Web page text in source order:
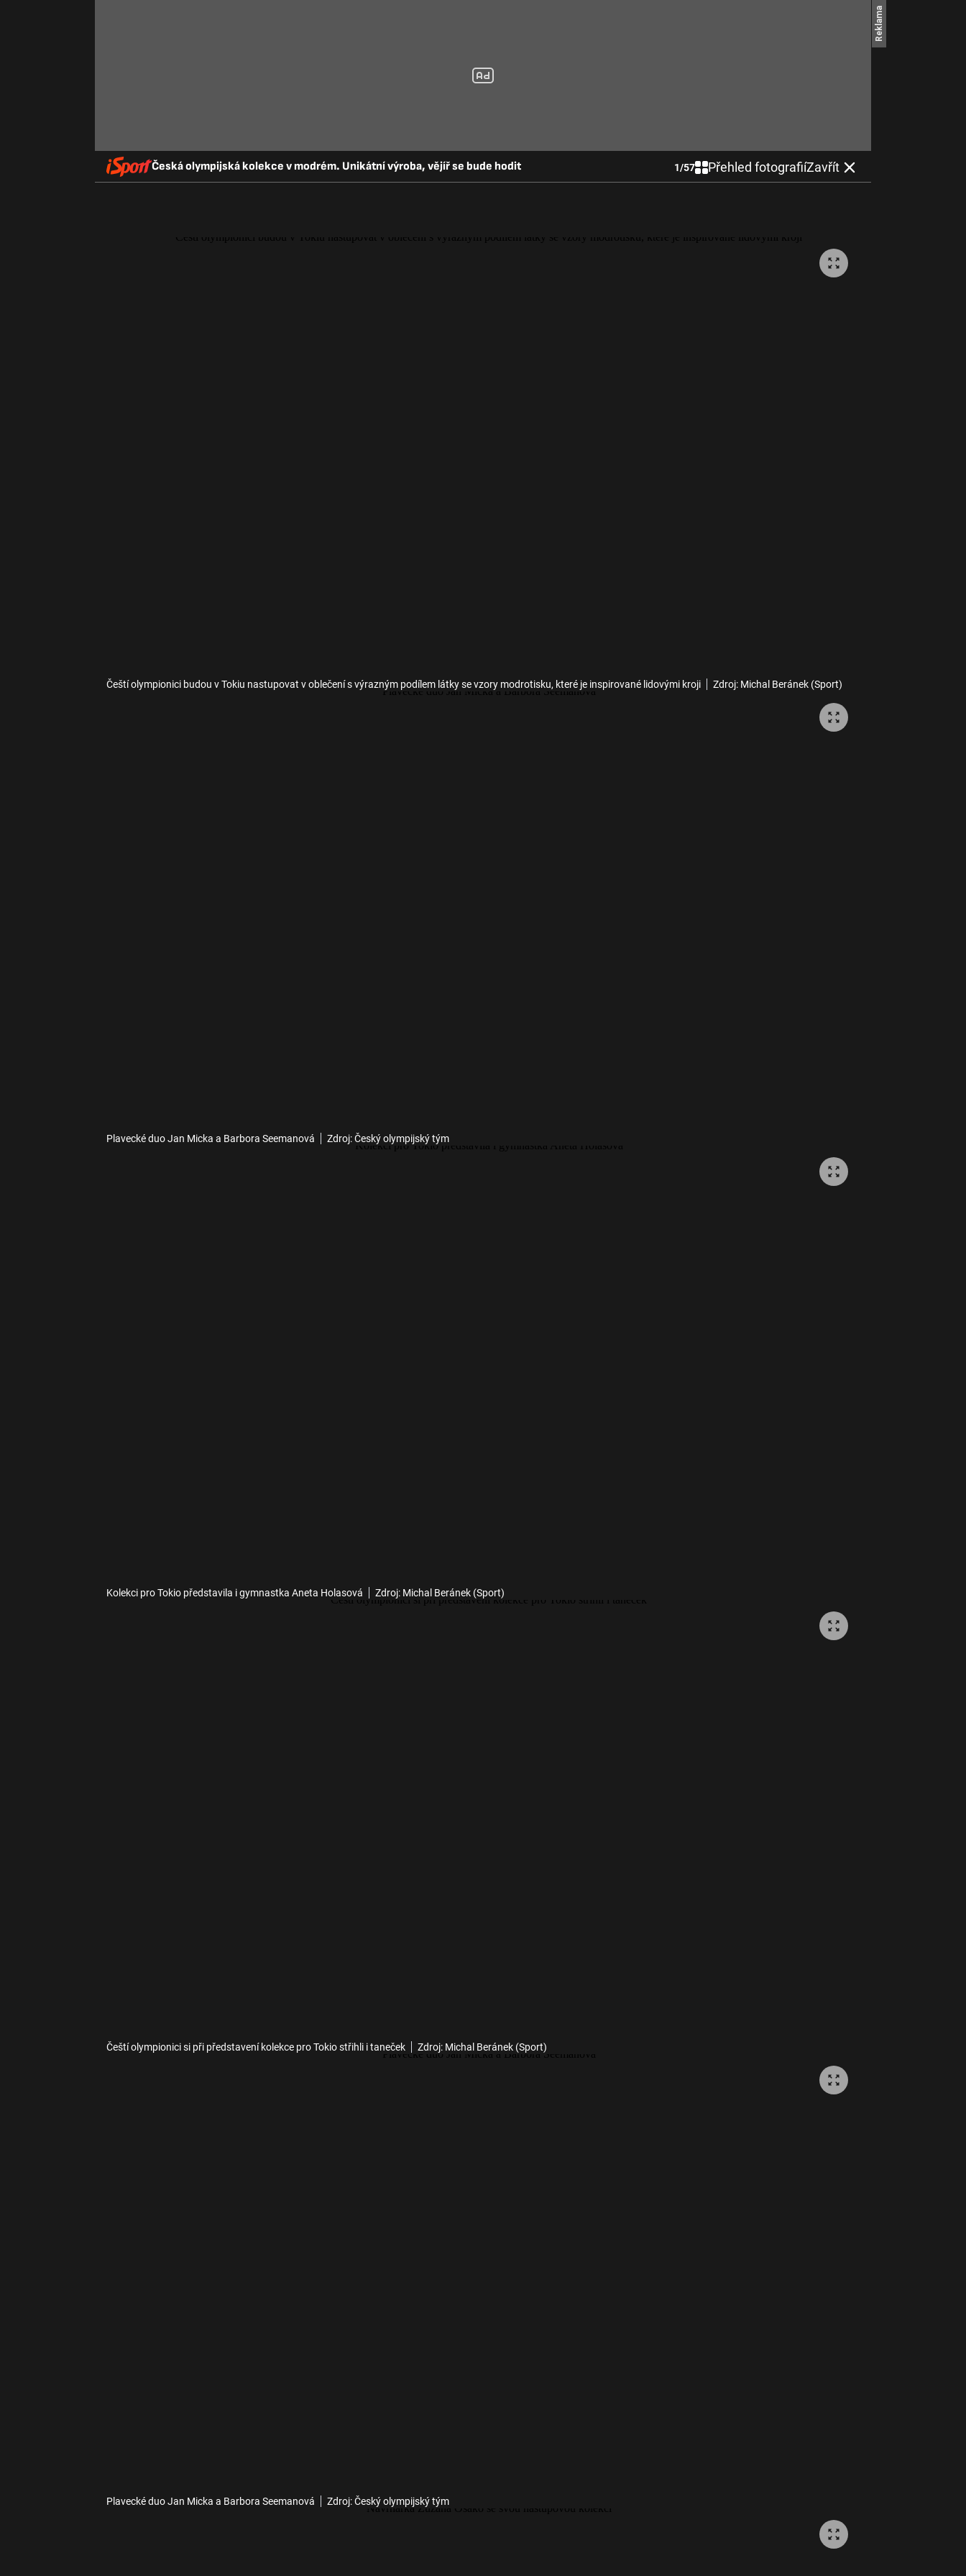
Česká olympijská kolekce v modrém. Unikátní výroba, vějíř se bude hodit 1/57 Přehled fotografiíZavřít
Čeští olympionici budou v Tokiu nastupovat v oblečení s výrazným podílem látky se vzory modrotisku, které je inspirované lidovými kroji Zdroj: Michal Beránek (Sport)
Plavecké duo Jan Micka a Barbora Seemanová Zdroj: Český olympijský tým
Kolekci pro Tokio představila i gymnastka Aneta Holasová Zdroj: Michal Beránek (Sport)
Čeští olympionici si při představení kolekce pro Tokio střihli i taneček Zdroj: Michal Beránek (Sport)
Plavecké duo Jan Micka a Barbora Seemanová Zdroj: Český olympijský tým